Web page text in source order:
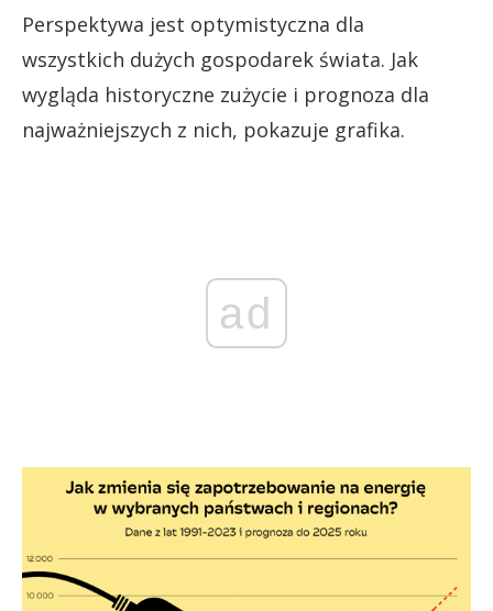
Perspektywa jest optymistyczna dla
wszystkich dużych gospodarek świata. Jak
wygląda historyczne zużycie i prognoza dla
najważniejszych z nich, pokazuje grafika.
ad